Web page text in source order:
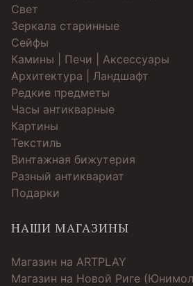
Свет
Зеркала старинные
Cейфы
Камины | Печи | Аксессуары
Архитектура | Ландшафт
Редкие предметы
Часы антикварные
Картины
Текстиль
Винтажная бижутерия
Разный антиквариат
Подарки
НАШИ МАГАЗИНЫ
Магазин на ARTPLAY
Магазин на Новой Риге